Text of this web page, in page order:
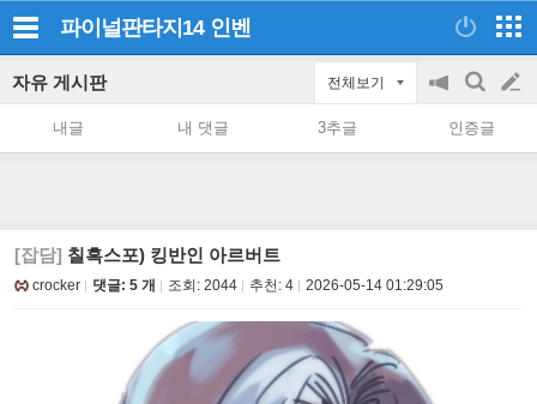
파이널판타지14 인벤
자유 게시판 전체보기
공
on/off
검
색
글
쓰
내글 내 댓글 3추글 인증글
[잡담] 칠흑스포) 킹반인 아르버트
crocker 댓글: 5 개 조회: 2044 추천: 4 2026-05-14 01:29:05